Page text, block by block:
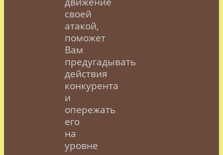
своей
атакой,
поможет
Вам
предугадывать
действия
конкурента
и
опережать
его
на
уровне